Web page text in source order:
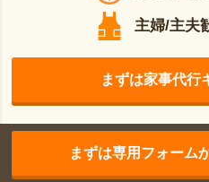
主婦/主夫
まずは家事代行
まずは専用フォーム